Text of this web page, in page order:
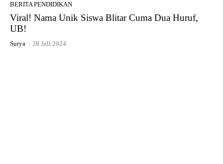
BERITA PENDIDIKAN
Viral! Nama Unik Siswa Blitar Cuma Dua Huruf,
UB!
Surya - 28 Juli 2024